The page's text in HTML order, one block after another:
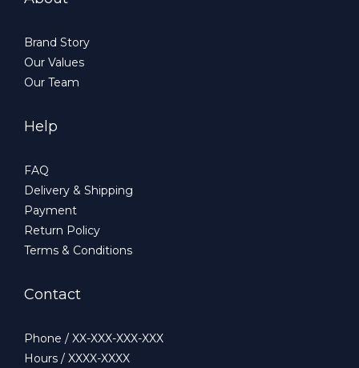
Brand Story
Our Values
Our Team
Help
FAQ
Delivery & Shipping
Payment
Return Policy
Terms & Conditions
Contact
Phone / XX-XXX-XXX-XXX
Hours / XXXX-XXXX